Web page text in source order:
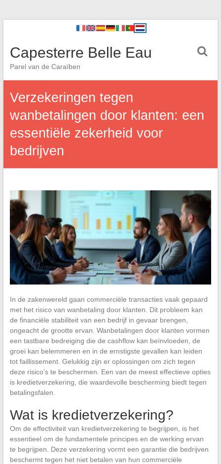
Capesterre Belle Eau
Parel van de Caraïben
Verzekeringen tegen
wanbetalingen door klanten: een
essentiële zekerheid voor
bedrijven
In de zakenwereld gaan commerciële transacties vaak gepaard
met het risico van wanbetaling door klanten. Dit probleem kan
de financiële stabiliteit van een bedrijf in gevaar brengen,
ongeacht de grootte ervan. Wanbetalingen door klanten vormen
een tastbare bedreiging die de cashflow kan beïnvloeden, de
groei kan belemmeren en in de ernstigste gevallen kan leiden
tot faillissement. Gelukkig zijn er oplossingen om zich tegen
deze risico’s te beschermen. Een van de meest effectieve opties
is kredietverzekering, die waardevolle bescherming biedt tegen
betalingsfalen.
Wat is kredietverzekering?
Om de effectiviteit van kredietverzekering te begrijpen, is het
essentieel om de fundamentele principes en de werking ervan
te begrijpen. Deze verzekering vormt een garantie die bedrijven
beschermt tegen het niet betalen van hun commerciële